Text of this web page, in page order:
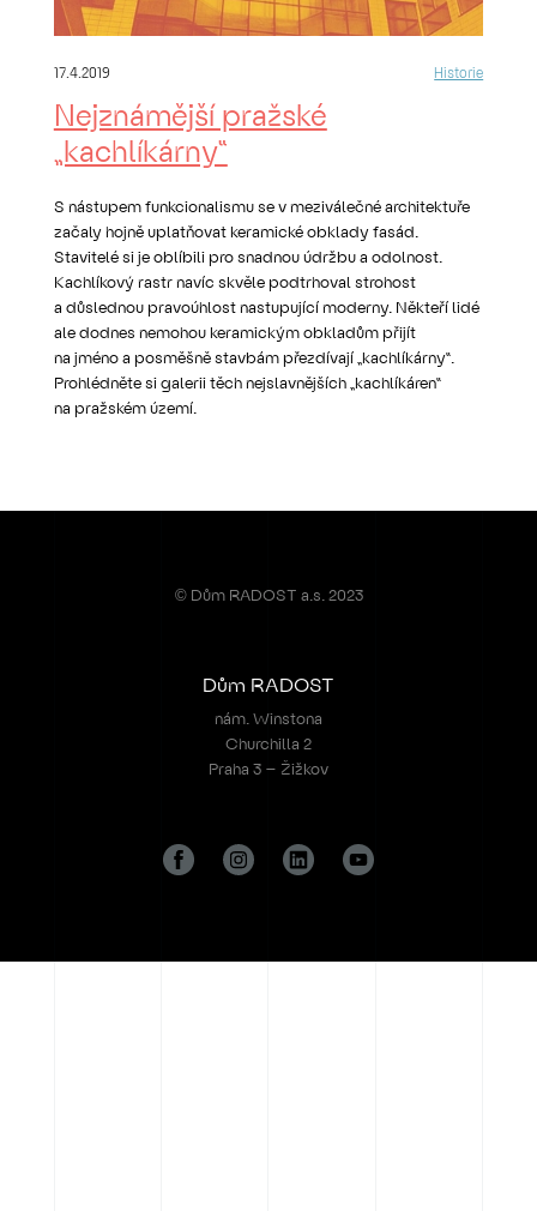
17.4.2019 Historie
Nejznámější pražské
„kachlíkárny“
S nástupem funkcionalismu se v meziválečné architektuře
začaly hojně uplatňovat keramické obklady fasád.
Stavitelé si je oblíbili pro snadnou údržbu a odolnost.
Kachlíkový rastr navíc skvěle podtrhoval strohost
a důslednou pravoúhlost nastupující moderny. Někteří lidé
ale dodnes nemohou keramickým obkladům přijít
na jméno a posměšně stavbám přezdívají „kachlíkárny“.
Prohlédněte si galerii těch nejslavnějších „kachlíkáren“
na pražském území.
© Dům RADOST a.s. 2023
Dům RADOST
nám. Winstona
Churchilla 2
Praha 3 – Žižkov